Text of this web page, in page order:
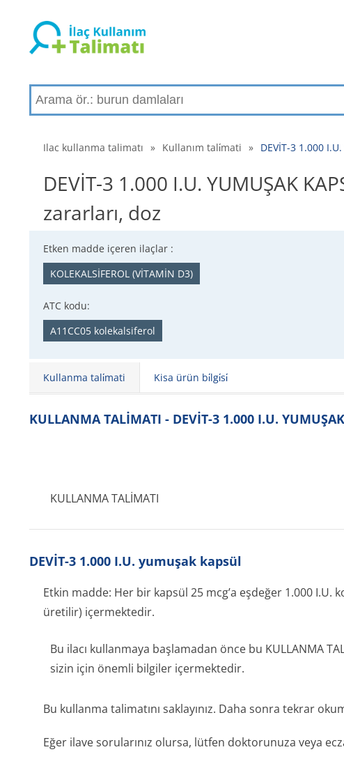
Ilac kullanma talimatı » Kullanım tali̇mati » DEVİT-3 1.000
DEVİT-3 1.000 I.U. YUMUŞAK
zararları, doz
Etken madde içeren ilaçlar :
KOLEKALSİFEROL (VİTAMİN D3)
ATC kodu:
A11CC05 kolekalsiferol
Kullanma tali̇mati Kisa ürün bi̇lgi̇si̇
KULLANMA TALİMATI - DEVİT-3 1.000 I.U.
KULLANMA TALİMATI
DEVİT-3 1.000 I.U. yumuşak kapsül
Etkin madde: Her bir kapsül 25 mcg’a eşdeğer 1.000 I.U.
üretilir) içermektedir.
Bu ilacı kullanmaya başlamadan önce bu KULLANMA
sizin için önemli bilgiler içermektedir.
Bu kullanma talimatını saklayınız. Daha sonra tekrar
Eğer ilave sorularınız olursa, lütfen doktorunuza veya